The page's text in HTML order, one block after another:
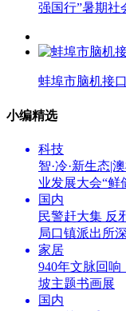
强国行”暑期社
蚌埠市脑机接
小编精选
科技
智·冷·新生态|
业发展大会“鲜
国内
民警赶大集
局口镇派出所
家居
940年文脉回
坡主题书画展
国内